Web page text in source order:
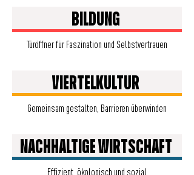
BILDUNG
Türöffner für Faszination und Selbstvertrauen
VIERTELKULTUR
Gemeinsam gestalten, Barrieren überwinden
NACHHALTIGE WIRTSCHAFT
Effizient, ökologisch und sozial